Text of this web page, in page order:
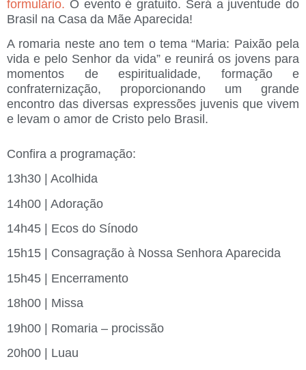
formulário. O evento é gratuito. Será a juventude do
Brasil na Casa da Mãe Aparecida!
A romaria neste ano tem o tema“Maria: Paixão pela
vida e pelo Senhor da vida” e reunirá os jovens para
momentos de espiritualidade, formação e
confraternização, proporcionando um grande
encontro das diversas expressões juvenis que vivem
e levam o amor de Cristo pelo Brasil.
Confira a programação:
13h30 | Acolhida
14h00 | Adoração
14h45 | Ecos do Sínodo
15h15 | Consagração à Nossa Senhora Aparecida
15h45 | Encerramento
18h00 | Missa
19h00 | Romaria – procissão
20h00 | Luau